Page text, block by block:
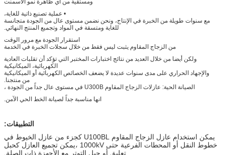
ومستقية من أي ظاهرة نمو الاسمنت
• عملية تصنيع ذاتية للغاية،
مع سنوات طويلة من الخبرة في الإنتاج، ونحن نضمن مستوى عال من الجودة متجانسة
للغاية ومتسقة في المواد وتجميع المنتج النهائي.
استقرار الجودة مع مرور الوقت
من الزجاج المقاوم يثبت ليس فقط من خلال سجلات الخبرة في الخدمة
ولكن أيضا من خلال العديد من نتائج اختبارات المختبر التي تؤكد أن تقلبات العادية
الكهربائية، الميكانيكية
والإجهاد الحراري على مدى سنوات عديدة لا يضعف الخصائص الكهربائية أو الميكانيكية
من منتجنا.
الصيانة الحية: عازلات الزجاج المقاوم U300B في مستوى عال جداً من الجودة ،
انها مناسبة جداً لصيانة الخط الحي الآمن.
التطبيقات:
يمكن استخدام عازل الزجاج المقاوم U100BL كجزء من عازل الخيوط في
خطوط النقل أو المحطات الفرعية حتى 1000kV ،يمكن تجميع العازل كحبل
تعليق أو حبل التوتر مع الأجهزة ذات الصلة.